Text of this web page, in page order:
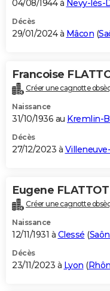
04/08/1944 à Nevy-lès-
Décès
29/01/2024 à Mâcon (
Francoise
Créer une cagnotte
Naissance
31/10/1936 au Kremlin-
Décès
27/12/2023 à
Eugene FLATTOT
Créer une cagnotte
Naissance
12/11/1931 à Clessé (
Décès
23/11/2023 à Lyon (